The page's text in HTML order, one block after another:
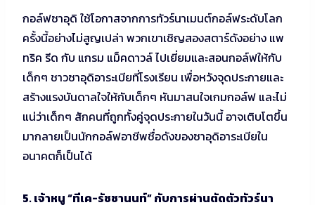
กอล์ฟซาอุดิ ใช้โอกาสจากการทัวร์นาเมนต์กอล์ฟระดับโลก
ครั้งนี้อย่างไม่สูญเปล่า พวกเขาเชิญสองสตาร์ดังอย่าง แพ
ทริค รีด กับ แกรม แม็คดาวล์ ไปเยี่ยมและสอนกอล์ฟให้กับ
เด็กๆ ชาวซาอุดิอาระเบียที่โรงเรียน เพื่อหวังจุดประกายและ
สร้างแรงบันดาลใจให้กับเด็กๆ หันมาสนใจเกมกอล์ฟ และไม่
แน่ว่าเด็กๆ สักคนที่ถูกทั้งคู่จุดประกายในวันนี้ อาจเติบโตขึ้น
มากลายเป็นนักกอล์ฟอาชีพชื่อดังของซาอุดิอาระเบียใน
อนาคตก็เป็นได้
5. เจ้าหนู “ทีเค-รัชชานนท์” กับการผ่านตัดตัวทัวร์นา